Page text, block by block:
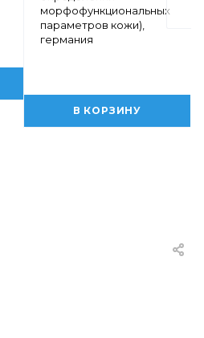
морфофункциональных
параметров кожи),
германия
В КОРЗИНУ